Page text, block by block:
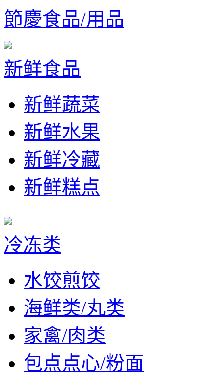
節慶食品/用品
新鲜食品
新鲜蔬菜
新鲜水果
新鲜冷藏
新鲜糕点
冷冻类
水饺煎饺
海鲜类/丸类
家禽/肉类
包点点心/粉面